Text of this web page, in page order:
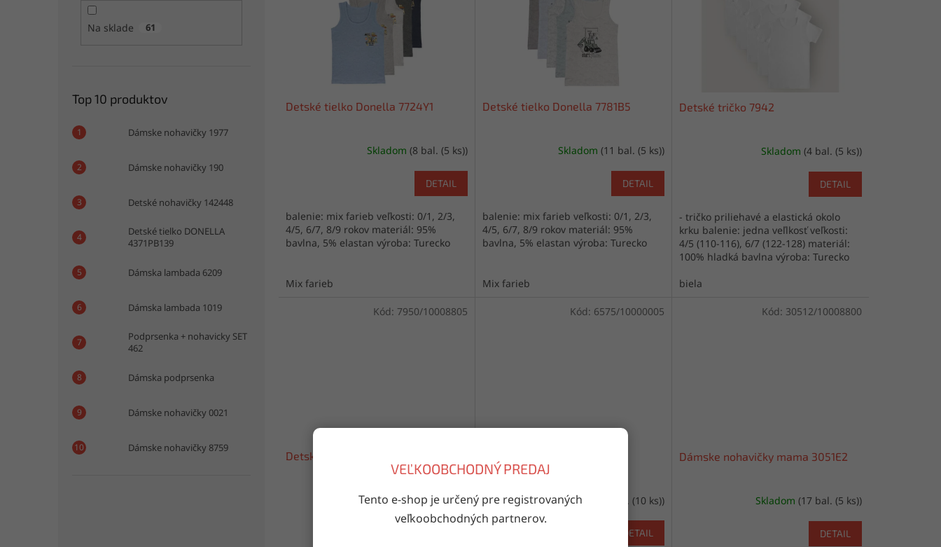
VEĽKOOBCHODNÝ PREDAJ
Tento e-shop je určený pre registrovaných
veľkoobchodných partnerov.
Na sklade 61
Top 10 produktov
Dámske nohavičky 1977
Dámske nohavičky 190
Detské nohavičky 142448
Detské tielko DONELLA
4371PB139
Dámska lambada 6209
Dámska lambada 1019
Podprsenka + nohavicky SET
462
Dámska podprsenka
Dámske nohavičky 0021
Dámske nohavičky 8759
Detské tielko Donella 7724Y1
Skladom (8 bal. (5 ks))
DETAIL
balenie: mix farieb veľkosti: 0/1, 2/3,
4/5, 6/7, 8/9 rokov materiál: 95%
bavlna, 5% elastan výroba: Turecko
Mix farieb
Detské tielko Donella 7781B5
Skladom (11 bal. (5 ks))
DETAIL
balenie: mix farieb veľkosti: 0/1, 2/3,
4/5, 6/7, 8/9 rokov materiál: 95%
bavlna, 5% elastan výroba: Turecko
Mix farieb
Detské tričko 7942
Skladom (4 bal. (5 ks))
DETAIL
- tričko priliehavé a elastická okolo
krku balenie: jedna veľlkosť veľkosti:
4/5 (110-116), 6/7 (122-128) materiál:
100% hladká bavlna výroba: Turecko
biela
Detské tričko 7950
Skladom(17 bal. (5 ks))
Kód: 7950/10008805
31711004NU
Skladom (8 bal. (10 ks))
DETAIL
Kód: 6575/10000005
Dámske nohavičky mama 3051E2
Skladom (17 bal. (5 ks))
DETAIL
Kód: 30512/10008800